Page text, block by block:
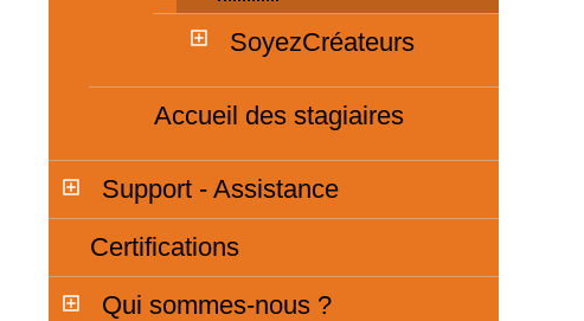
SoyezCréateurs
Accueil des stagiaires
Support - Assistance
Certifications
Qui sommes-nous ?